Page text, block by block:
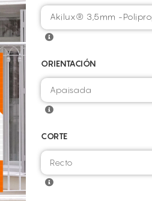
Akilux® 3,5mm -
ORIENTACIÓN
CORTE